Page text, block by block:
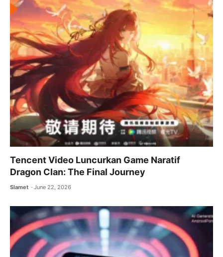
Tencent Video Luncurkan Game Naratif
Dragon Clan: The Final Journey
Slamet June 22, 2026